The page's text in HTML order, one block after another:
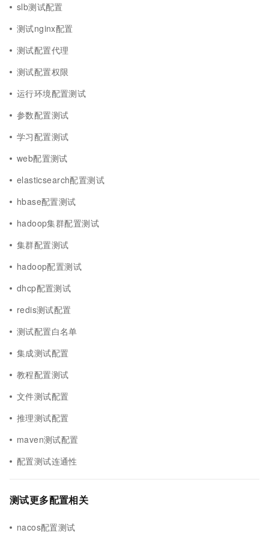
slb测试配置
测试nginx配置
测试配置代理
测试配置权限
运行环境配置测试
参数配置测试
学习配置测试
web配置测试
elasticsearch配置测试
hbase配置测试
hadoop集群配置测试
集群配置测试
hadoop配置测试
dhcp配置测试
redis测试配置
测试配置白名单
集成测试配置
教程配置测试
文件测试配置
推理测试配置
maven测试配置
配置测试连通性
测试更多配置相关
nacos配置测试